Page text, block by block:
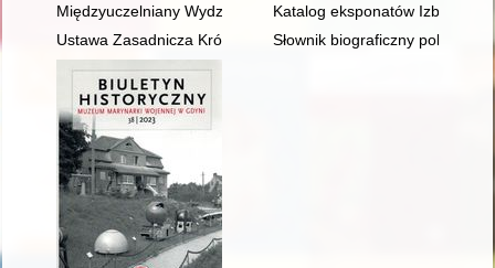
Międzyuczelniany Wydział Biotechnologii UG i GUMed (1993-
Katalog eksponatów Izby
Ustawa Zasadnicza Królestwa Danii 1866 roku a druga
Słownik biograficzny polskiego